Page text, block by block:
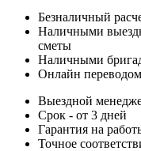
Безналичный
Наличными
сметы
Наличными
Онлайн
Выездной
Срок - от 3 дней
Гарантия на
Точное